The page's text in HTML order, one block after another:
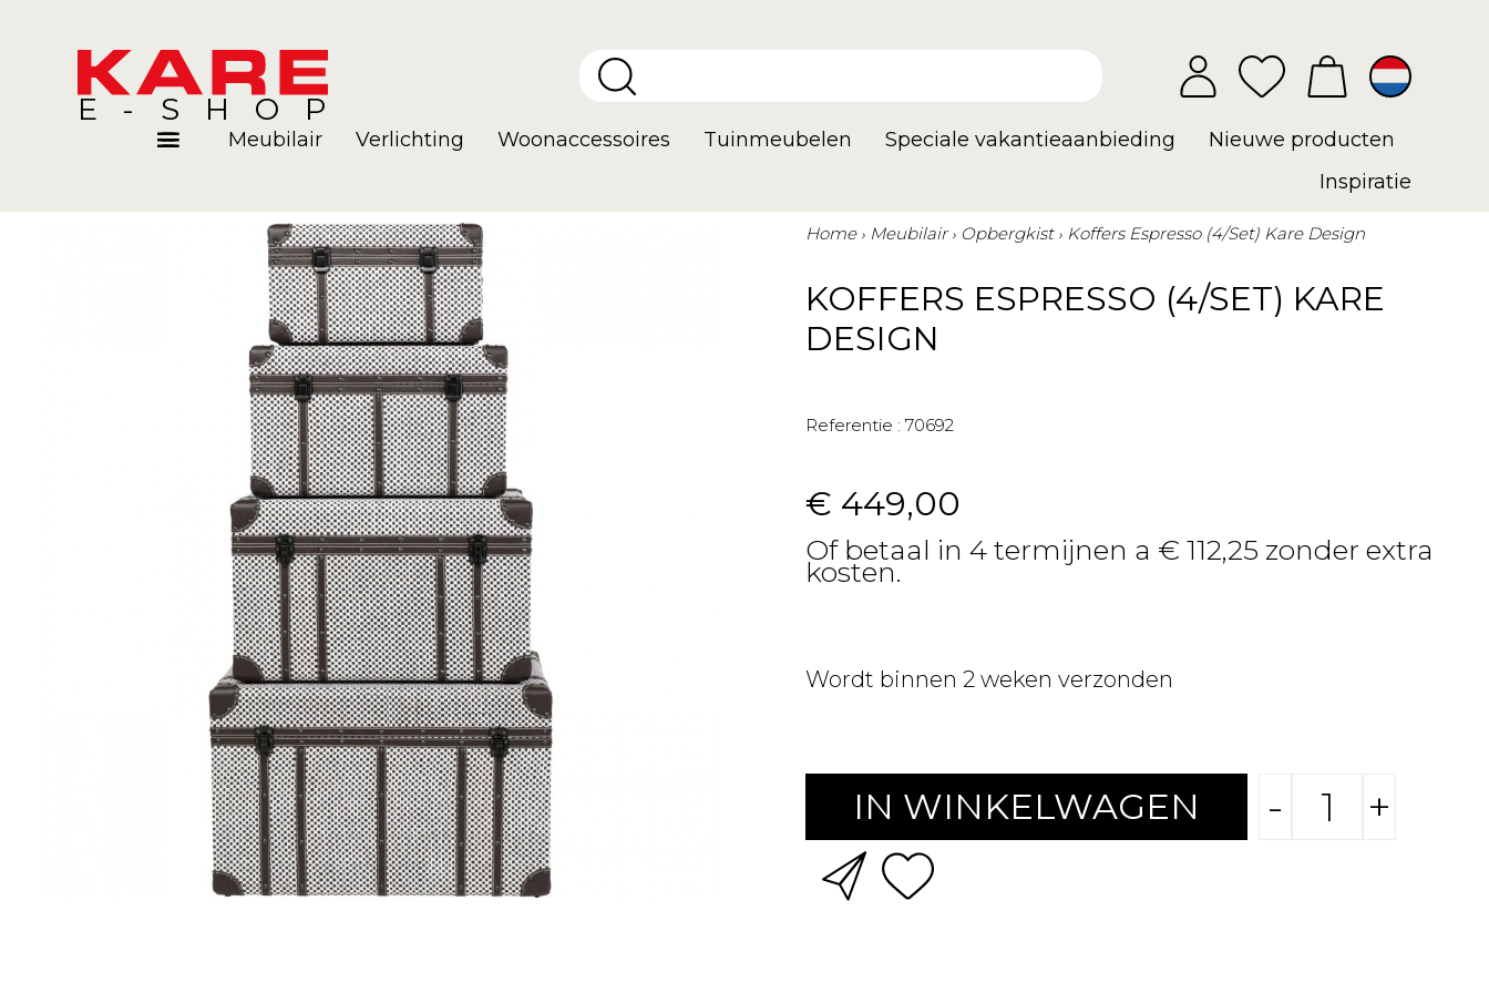
E-SHOP
Meubilair Verlichting Woonaccessoires Tuinmeubelen Speciale vakantieaanbieding
Nieuwe producten
Inspiratie
Home Meubilair Opbergkist Koffers Espresso (4/Set) Kare Design
KOFFERS ESPRESSO (4/SET) KARE
DESIGN
Referentie : 70692
€ 449,00
Of betaal in 4 termijnen a € 112,25 zonder extra
kosten.
Wordt binnen 2 weken verzonden
IN WINKELWAGEN - +